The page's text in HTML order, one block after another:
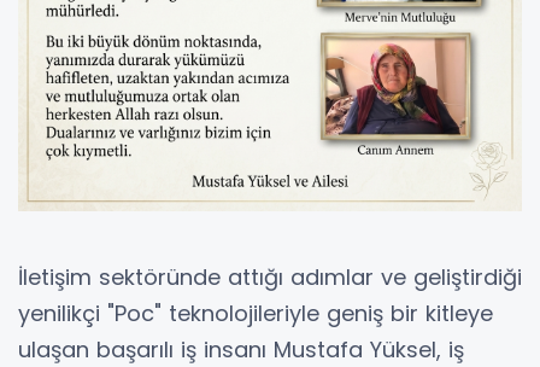
İletişim sektöründe attığı adımlar ve geliştirdiği
yenilikçi "Poc" teknolojileriyle geniş bir kitleye
ulaşan başarılı iş insanı Mustafa Yüksel, iş